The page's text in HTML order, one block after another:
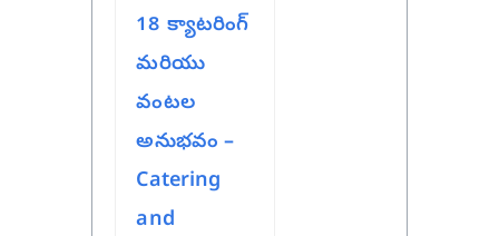
18 క్యాటరింగ్
మరియు
వంటల
అనుభవం –
Catering
and